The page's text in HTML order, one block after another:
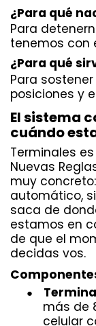
¿Para qué
Para
tenemos con
¿Para qué
Para
posiciones y
El sistema
cuándo
Terminales
Nuevas
muy
automático,
saca de
estamos en
de que el
decidas vos.
●
más de
celular